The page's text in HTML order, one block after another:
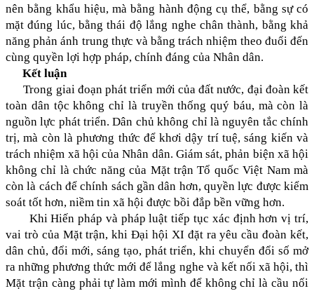
nên bằng khẩu hiệu, mà bằng hành động cụ thể, bằng sự có
mặt đúng lúc, bằng thái độ lắng nghe chân thành, bằng khả
năng phản ánh trung thực và bằng trách nhiệm theo đuổi đến
cùng quyền lợi hợp pháp, chính đáng của Nhân dân.
Kết luận
Trong giai đoạn phát triển mới của đất nước, đại đoàn kết
toàn dân tộc không chỉ là truyền thống quý báu, mà còn là
nguồn lực phát triển. Dân chủ không chỉ là nguyên tắc chính
trị, mà còn là phương thức để khơi dậy trí tuệ, sáng kiến và
trách nhiệm xã hội của Nhân dân. Giám sát, phản biện xã hội
không chỉ là chức năng của Mặt trận Tổ quốc Việt Nam mà
còn là cách để chính sách gần dân hơn, quyền lực được kiểm
soát tốt hơn, niềm tin xã hội được bồi đắp bền vững hơn.
Khi Hiến pháp và pháp luật tiếp tục xác định hơn vị trí,
vai trò của Mặt trận, khi Đại hội XI đặt ra yêu cầu đoàn kết,
dân chủ, đổi mới, sáng tạo, phát triển, khi chuyển đổi số mở
ra những phương thức mới để lắng nghe và kết nối xã hội, thì
Mặt trận càng phải tự làm mới mình để không chỉ là cầu nối